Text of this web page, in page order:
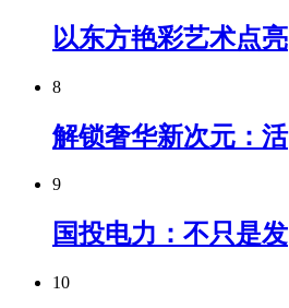
以东方艳彩艺术点亮
8
解锁奢华新次元：活
9
国投电力：不只是发
10